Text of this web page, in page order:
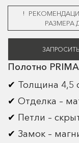
РАЗМЕРА
Полотно PRIMA
Толщина 4,5
Отделка –
Петли –
Замок –